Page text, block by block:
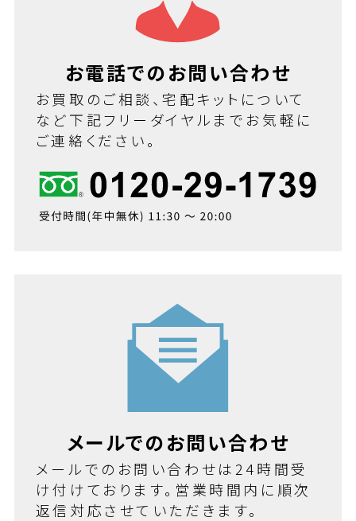
お電話でのお問い合わせ
お買取のご相談、宅配キットについて
など下記フリーダイヤルまでお気軽に
ご連絡ください。
メールでのお問い合わせ
メールでのお問い合わせは24時間受
け付けております。営業時間内に順次
返信対応させていただきます。